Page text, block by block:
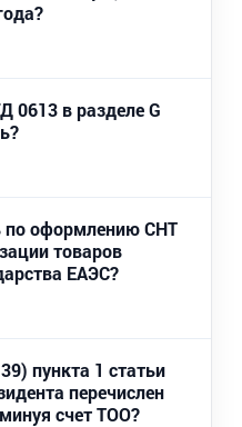
0613 в разделе G
по оформлению СНТ
товаров
ЕАЭС?
пункта 1 статьи
перечислен
счет ТОО?